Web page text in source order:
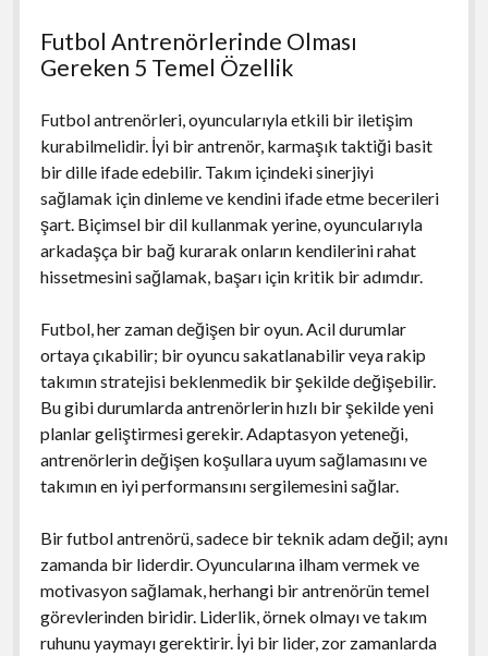
Futbol Antrenörlerinde Olması
Gereken 5 Temel Özellik
Futbol antrenörleri, oyuncularıyla etkili bir iletişim
kurabilmelidir. İyi bir antrenör, karmaşık taktiği basit
bir dille ifade edebilir. Takım içindeki sinerjiyi
sağlamak için dinleme ve kendini ifade etme becerileri
şart. Biçimsel bir dil kullanmak yerine, oyuncularıyla
arkadaşça bir bağ kurarak onların kendilerini rahat
hissetmesini sağlamak, başarı için kritik bir adımdır.
Futbol, her zaman değişen bir oyun. Acil durumlar
ortaya çıkabilir; bir oyuncu sakatlanabilir veya rakip
takımın stratejisi beklenmedik bir şekilde değişebilir.
Bu gibi durumlarda antrenörlerin hızlı bir şekilde yeni
planlar geliştirmesi gerekir. Adaptasyon yeteneği,
antrenörlerin değişen koşullara uyum sağlamasını ve
takımın en iyi performansını sergilemesini sağlar.
Bir futbol antrenörü, sadece bir teknik adam değil; aynı
zamanda bir liderdir. Oyuncularına ilham vermek ve
motivasyon sağlamak, herhangi bir antrenörün temel
görevlerinden biridir. Liderlik, örnek olmayı ve takım
ruhunu yaymayı gerektirir. İyi bir lider, zor zamanlarda